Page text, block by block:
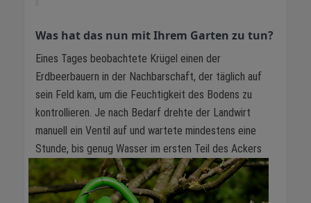
Was hat das nun mit Ihrem Garten zu tun?
Eines Tages beobachtete Krügel einen der
Erdbeerbauern in der Nachbarschaft, der täglich auf
sein Feld kam, um die Feuchtigkeit des Bodens zu
kontrollieren. Je nach Bedarf drehte der Landwirt
manuell ein Ventil auf und wartete mindestens eine
Stunde, bis genug Wasser im ersten Teil des Ackers